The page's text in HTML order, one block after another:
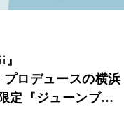
ロデュースの横浜
定『ジューンブラ